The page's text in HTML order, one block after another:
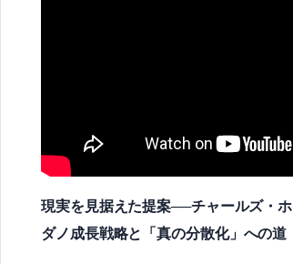
現実を見据えた提案──チャールズ・
ダノ成長戦略と「真の分散化」への道